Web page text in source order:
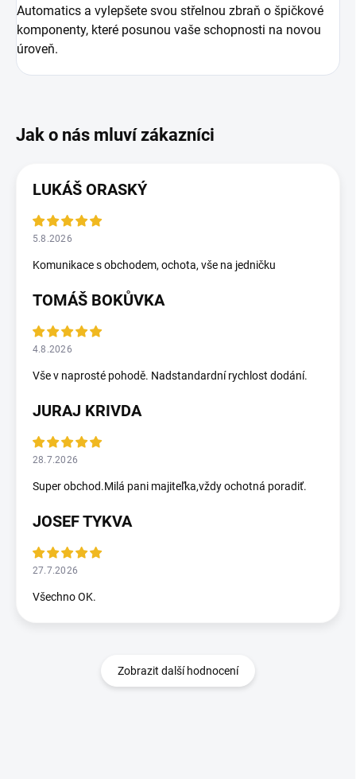
Automatics a vylepšete svou střelnou zbraň o špičkové
komponenty, které posunou vaše schopnosti na novou
úroveň.
LUKÁŠ ORASKÝ
5.8.2026
Komunikace s obchodem, ochota, vše na jedničku
TOMÁŠ BOKŮVKA
4.8.2026
Vše v naprosté pohodě. Nadstandardní rychlost dodání.
JURAJ KRIVDA
28.7.2026
Super obchod.Milá pani majiteľka,vždy ochotná poradiť.
JOSEF TYKVA
27.7.2026
Všechno OK.
Zobrazit další hodnocení